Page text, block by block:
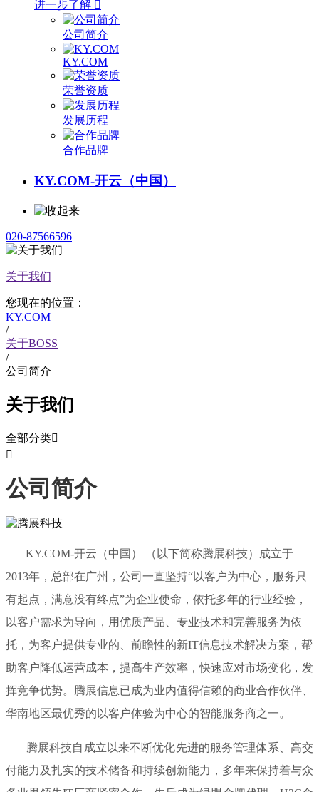
进一步了解 
公司简介
KY.COM
荣誉资质
发展历程
合作品牌
KY.COM-开云（中国）
020-87566596
关于我们
您现在的位置：
KY.COM
/
关于BOSS
/
公司简介
关于我们
全部分类

公司简介
KY.COM-开云（中国） （以下简称腾展科技）成立于
2013年，总部在广州，公司一直坚持“以客户为中心，服务只
有起点，满意没有终点”为企业使命，依托多年的行业经验，
以客户需求为导向，用优质产品、专业技术和完善服务为依
托，为客户提供专业的、前瞻性的新IT信息技术解决方案，帮
助客户降低运营成本，提高生产效率，快速应对市场变化，发
挥竞争优势。腾展信息已成为业内值得信赖的商业合作伙伴、
华南地区最优秀的以客户体验为中心的智能服务商之一。
腾展科技自成立以来不断优化先进的服务管理体系、高交
付能力及扎实的技术储备和持续创新能力，多年来保持着与众